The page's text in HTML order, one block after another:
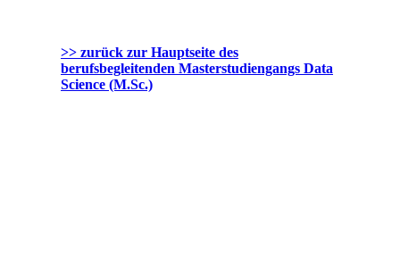
>> zurück zur Hauptseite des
berufsbegleitenden Masterstudiengangs Data
Science (M.Sc.)